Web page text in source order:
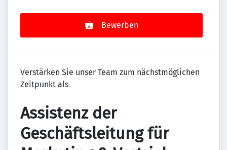
Bewerben
Verstärken Sie unser Team zum nächstmöglichen
Zeitpunkt als
Assistenz der
Geschäftsleitung für